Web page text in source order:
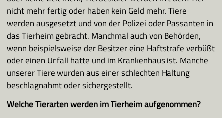
nicht mehr fertig oder haben kein Geld mehr. Tiere
werden ausgesetzt und von der Polizei oder Passanten in
das Tierheim gebracht. Manchmal auch von Behörden,
wenn beispielsweise der Besitzer eine Haftstrafe verbüßt
oder einen Unfall hatte und im Krankenhaus ist. Manche
unserer Tiere wurden aus einer schlechten Haltung
beschlagnahmt oder sichergestellt.
Welche Tierarten werden im Tierheim aufgenommen?